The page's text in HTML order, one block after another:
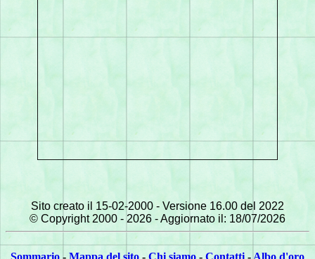
Sito creato il 15-02-2000 - Versione 16.00 del 2022
© Copyright 2000 - 2026 - Aggiornato il: 18/07/2026
Sommario - Mappa del sito - Chi siamo - Contatti - Albo d'oro